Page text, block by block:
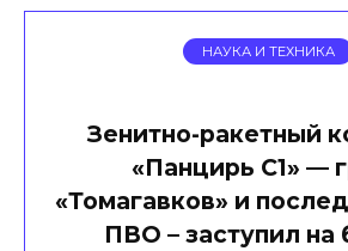
НАУКА И ТЕХНИКА
Зенитно-ракетный
«Панцирь С1» —
«Томагавков» и
ПВО – заступил на